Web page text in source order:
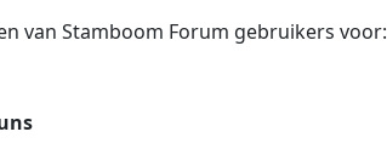
van Stamboom Forum gebruikers voor: